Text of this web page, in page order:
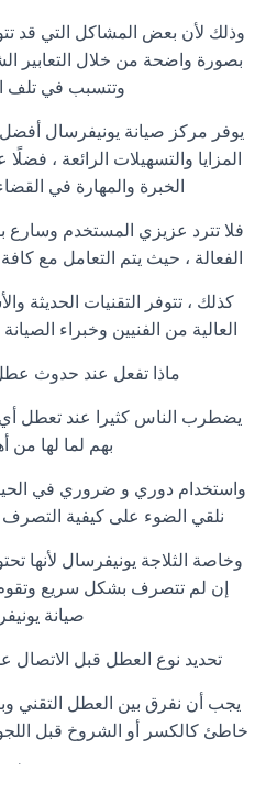
وذلك لأن بعض المشاكل التي قد
بصورة واضحة من خلال التعابير
وتتسبب في تلف
يوفر مركز صيانة يونيفرسال
المزايا والتسهيلات الرائعة ،
الخبرة والمهارة في
فلا تترد عزيزي المستخدم
الفعالة ، حيث يتم التعامل مع
كذلك ، تتوفر التقنيات الحديثة
العالية من الفنيين وخبراء
ماذا تفعل عند حدوث
يضطرب الناس كثيرا عند تعطل أي
بهم لما لها من
واستخدام دوري و ضروري في
نلقي الضوء على كيفية
وخاصة الثلاجة يونيفرسال لأنها
إن لم تتصرف بشكل سريع
صيانة
تحديد نوع العطل قبل الاتصال
يجب أن نفرق بين العطل التقني
خاطئ كالكسر أو الشروخ قبل